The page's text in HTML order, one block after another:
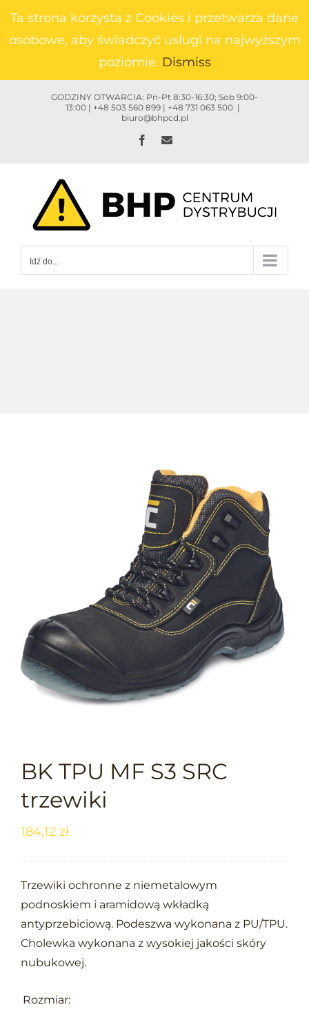
zawartości
GODZINY OTWARCIA: Pn-Pt 8:30-16:30; Sob 9:00-
13:00 | +48 503 560 899 | +48 731 063 500 |
biuro@bhpcd.pl
FacebookEmail
Idź do...
BK TPU MF S3 SRC
trzewiki
184,12 zł
Trzewiki ochronne z niemetalowym
podnoskiem i aramidową wkładką
antyprzebiciową. Podeszwa wykonana z PU/TPU.
Cholewka wykonana z wysokiej jakości skóry
nubukowej.
Rozmiar:
Ta strona korzysta z Cookies i przetwarza dane
osobowe, aby świadczyć usługi na najwyższym
poziomie. Dismiss